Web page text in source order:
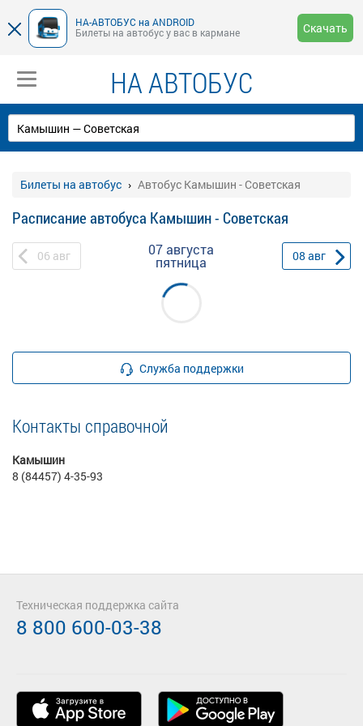
НА-АВТОБУС на ANDROID
Билеты на автобус у вас в кармане
Скачать
НА АВТОБУС
Билеты на автобус Автобус Камышин - Советская
Расписание автобуса Камышин - Советская
06 авг 07 августа
пятница 08 авг
Служба поддержки
Контакты справочной
Камышин
8 (84457) 4-35-93
Техническая поддержка сайта
8 800 600-03-38